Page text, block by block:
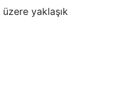
yaklaşık